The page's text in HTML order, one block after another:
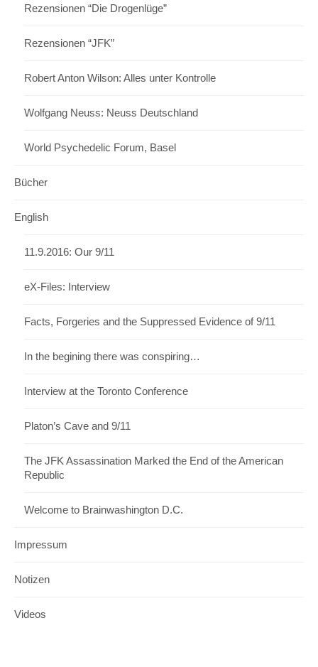
Rezensionen “Die Drogenlüge”
Rezensionen “JFK”
Robert Anton Wilson: Alles unter Kontrolle
Wolfgang Neuss: Neuss Deutschland
World Psychedelic Forum, Basel
Bücher
English
11.9.2016: Our 9/11
eX-Files: Interview
Facts, Forgeries and the Suppressed Evidence of 9/11
In the begining there was conspiring…
Interview at the Toronto Conference
Platon’s Cave and 9/11
The JFK Assassination Marked the End of the American
Republic
Welcome to Brainwashington D.C.
Impressum
Notizen
Videos